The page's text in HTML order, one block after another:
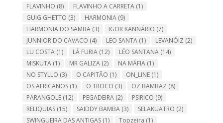
FLAVINHO (8) FLAVINHO A CARRETA(1)
GUIG GHETTO (3) HARMONIA(9)
HARMONIA DO SAMBA(3) IGOR KANNÁRIO (7)
JUNNIOR DO CAVACO (4) LEO SANTA(1) LEVANÓIZ (2)
LU COSTA(1) LÁ FURIA(12) LÉO SANTANA(14)
MISKUTA(1) MR GALIZA(2) NA MÁFIA(1)
NO STYLLO (3) O CAPITÃO (1) ON_LINE(1)
OS AFRICANOS(1) O TROCO (3) OZ BAMBAZ (8)
PARANGOLÉ(12) PEGADEIRA(2) PSIRICO (9)
RELIQUIAS(15) SAIDDY BAMBA(3) SELAKUATRO (2)
SWINGUEIRA DAS ANTIGAS(1) Topzeira (1)